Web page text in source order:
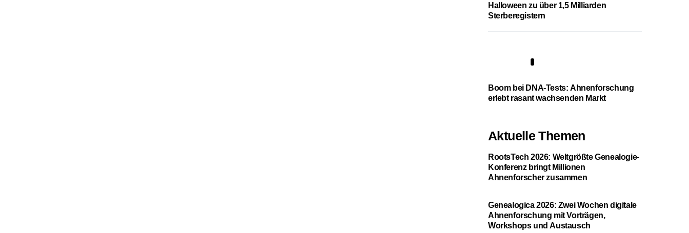
Halloween zu über 1,5 Milliarden
Sterberegistern
Boom bei DNA-Tests: Ahnenforschung
erlebt rasant wachsenden Markt
Aktuelle Themen
RootsTech 2026: Weltgrößte Genealogie-
Konferenz bringt Millionen
Ahnenforscher zusammen
Genealogica 2026: Zwei Wochen digitale
Ahnenforschung mit Vorträgen,
Workshops und Austausch